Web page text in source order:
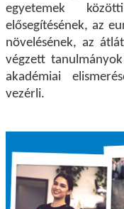
egyetemek
elősegítésének, az
növelésének, az
végzett
akadémiai
vezérli.